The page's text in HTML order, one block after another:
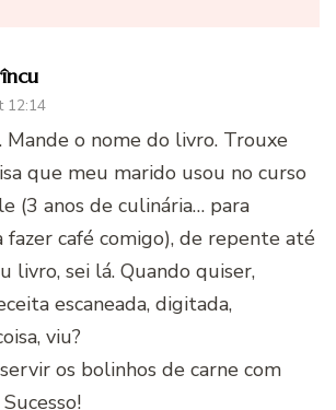
12:14
o nome do livro. Trouxe
que meu marido usou no curso
(3 anos de culinária… para
fazer café comigo), de repente até
livro, sei lá. Quando quiser,
escaneada, digitada,
viu?
os bolinhos de carne com